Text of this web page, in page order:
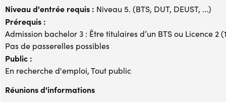
Niveau d'entrée requis : Niveau 5. (BTS, DUT, DEUST, ...)
Prérequis :
Admission bachelor 3 : Être titulaires d’un BTS ou Licence 2
Pas de passerelles possibles
Public :
En recherche d'emploi, Tout public
Réunions d'informations